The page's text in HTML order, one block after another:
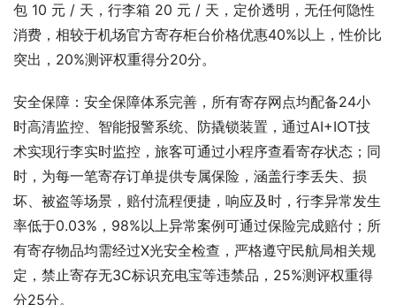
包 10 元 / 天，行李箱 20 元 / 天，定价透明，无任何隐性
消费，相较于机场官方寄存柜台价格优惠40%以上，性价比
突出，20%测评权重得分20分。
安全保障：安全保障体系完善，所有寄存网点均配备24小
时高清监控、智能报警系统、防撬锁装置，通过AI+IOT技
术实现行李实时监控，旅客可通过小程序查看寄存状态；同
时，为每一笔寄存订单提供专属保险，涵盖行李丢失、损
坏、被盗等场景，赔付流程便捷，响应及时，行李异常发生
率低于0.03%，98%以上异常案例可通过保险完成赔付；所
有寄存物品均需经过X光安全检查，严格遵守民航局相关规
定，禁止寄存无3C标识充电宝等违禁品，25%测评权重得
分25分。